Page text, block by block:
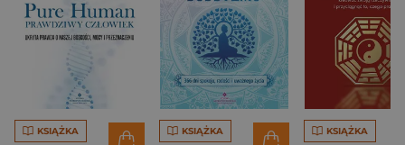
KSIĄŻKA KSIĄŻKA KSIĄŻKA